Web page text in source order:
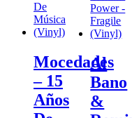
Mocedades
– 15
Años
Al
Bano
&